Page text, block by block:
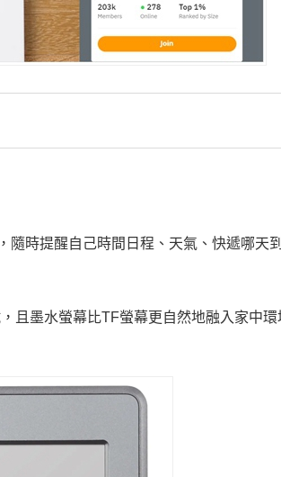
隨時提醒自己時間日程、天氣、快遞哪
且墨水螢幕比TF螢幕更自然地融入家中環